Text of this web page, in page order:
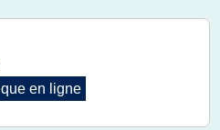
en ligne